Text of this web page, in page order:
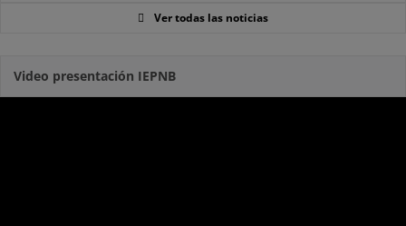
Ver todas las noticias
Video presentación IEPNB